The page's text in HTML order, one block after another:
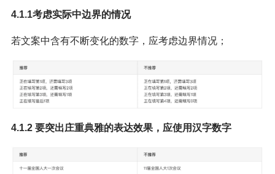
4.1.1考虑实际中边界的情况
若文案中含有不断变化的数字，应考虑边界情况；
4.1.2 要突出庄重典雅的表达效果，应使用汉字数字